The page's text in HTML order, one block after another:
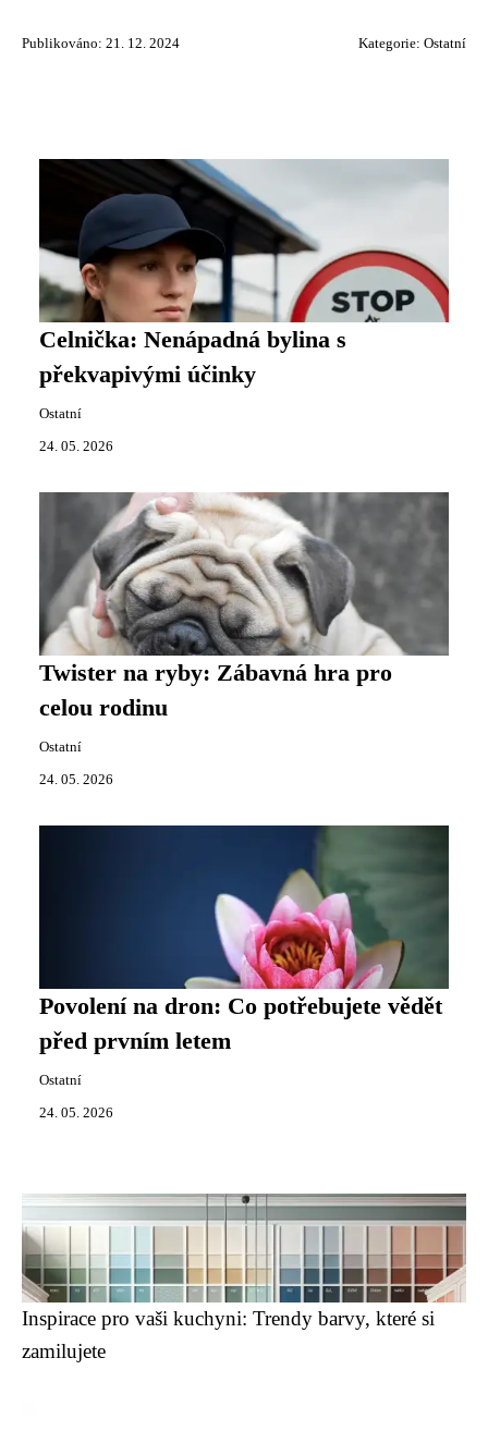
Publikováno: 21. 12. 2024 Kategorie: Ostatní
Celnička: Nenápadná bylina s
překvapivými účinky
Ostatní
24. 05. 2026
Twister na ryby: Zábavná hra pro
celou rodinu
Ostatní
24. 05. 2026
Povolení na dron: Co potřebujete vědět
před prvním letem
Ostatní
24. 05. 2026
Inspirace pro vaši kuchyni: Trendy barvy, které si
zamilujete